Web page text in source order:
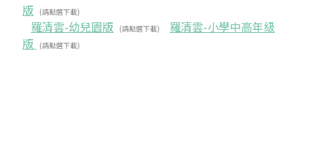
版
(請點選下載)
羅清雲-幼兒園版 (請點選下載)
羅清雲-小學中高年級
版
(請點選下載)